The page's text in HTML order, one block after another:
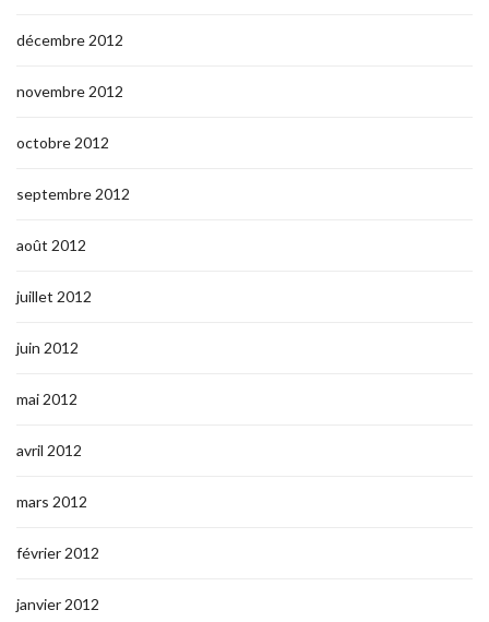
décembre 2012
novembre 2012
octobre 2012
septembre 2012
août 2012
juillet 2012
juin 2012
mai 2012
avril 2012
mars 2012
février 2012
janvier 2012